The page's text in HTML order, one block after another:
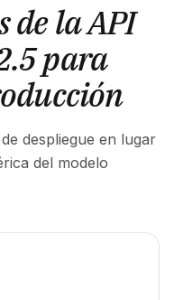
de la API
para
despliegue en lugar
del modelo